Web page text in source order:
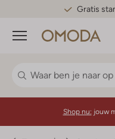
Gratis
Menu
Shop nu: jouw